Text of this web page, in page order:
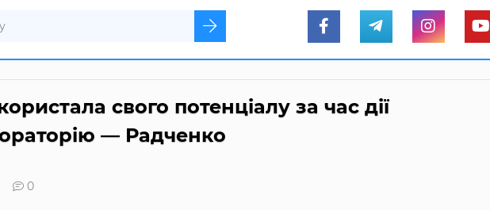
свого потенціалу за час дії
— Радченко
0